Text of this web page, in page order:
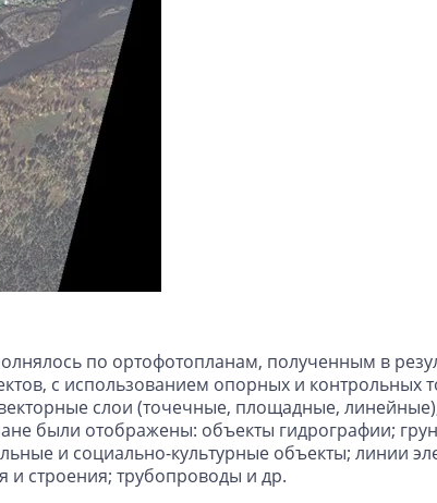
по ортофотопланам, полученным в
с использованием опорных и контрольных
слои (точечные, площадные,
были отображены: объекты гидрографии;
и социально-культурные объекты; линии
и строения; трубопроводы и др.